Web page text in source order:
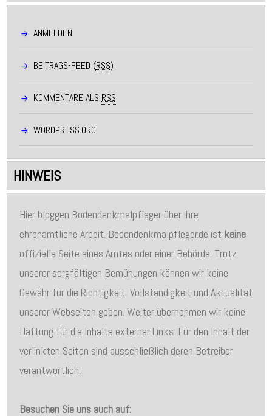
ANMELDEN
BEITRAGS-FEED (RSS)
KOMMENTARE ALS RSS
WORDPRESS.ORG
HINWEIS
Hier bloggen Bodendenkmalpfleger über ihre
ehrenamtliche Arbeit. Bodendenkmalpfleger.de ist keine
offizielle Seite eines Amtes oder einer Behörde. Trotz
unserer sorgfältigen Bemühungen können wir keine
Gewähr für die Richtigkeit, Vollständigkeit und Aktualität
unserer Webseiten geben. Weiter übernehmen wir keine
Haftung für die Inhalte externer Links. Für den Inhalt der
verlinkten Seiten sind ausschließlich deren Betreiber
verantwortlich.
Besuchen Sie uns auch auf: